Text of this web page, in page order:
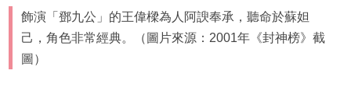
飾演「鄧九公」的王偉樑為人阿諛奉承，聽命於蘇妲
己，角色非常經典。（圖片來源：2001年《封神榜》截
圖）